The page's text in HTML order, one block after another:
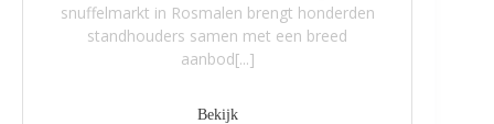
snuffelmarkt in Rosmalen brengt honderden
standhouders samen met een breed
aanbod[...]
Bekijk